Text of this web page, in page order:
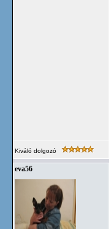
Kiváló dolgozó
eva56